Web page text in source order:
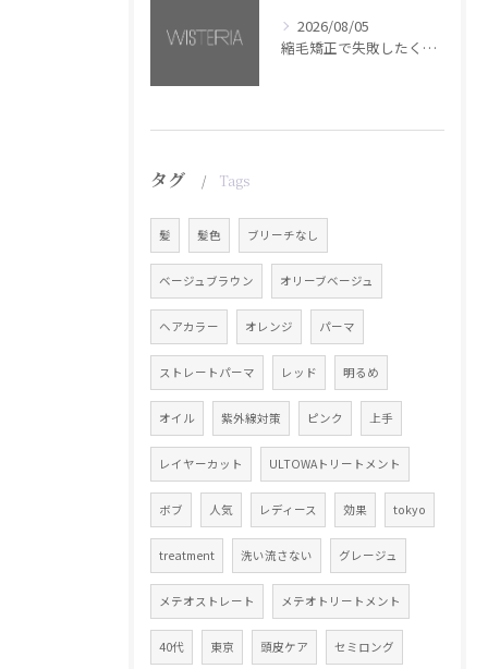
2026/08/05
縮毛矯正で失敗したくない方へ【銀座・美容室WISTERIA】
タグ Tags
髪 髪色 ブリーチなし
ベージュブラウン オリーブベージュ
ヘアカラー オレンジ パーマ
ストレートパーマ レッド 明るめ
オイル 紫外線対策 ピンク 上手
レイヤーカット ULTOWAトリートメント
ボブ 人気 レディース 効果 tokyo
treatment 洗い流さない グレージュ
メテオストレート メテオトリートメント
40代 東京 頭皮ケア セミロング